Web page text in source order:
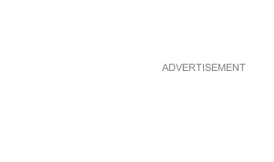
ADVERTISEMENT